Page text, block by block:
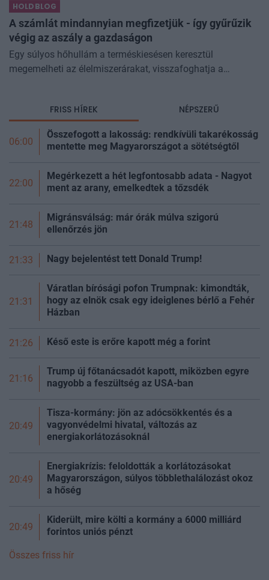
különösen nagy...
HOLDBLOG
A számlát mindannyian megfizetjük - így gyűrűzik
végig az aszály a gazdaságon
Egy súlyos hőhullám a terméskiesésen keresztül
megemelheti az élelmiszerárakat, visszafoghatja a
FRISS HÍREK NÉPSZERŰ
06:00
Összefogott a lakosság: rendkívüli takarékosság
mentette meg Magyarországot a sötétségtől
22:00
Megérkezett a hét legfontosabb adata - Nagyot
ment az arany, emelkedtek a tőzsdék
21:48
Migránsválság: már órák múlva szigorú
ellenőrzés jön
21:33 Nagy bejelentést tett Donald Trump!
21:31
Váratlan bírósági pofon Trumpnak: kimondták,
hogy az elnök csak egy ideiglenes bérlő a Fehér
Házban
21:26 Késő este is erőre kapott még a forint
21:16
Trump új főtanácsadót kapott, miközben egyre
nagyobb a feszültség az USA-ban
20:49
Tisza-kormány: jön az adócsökkentés és a
vagyonvédelmi hivatal, változás az
energiakorlátozásoknál
20:49
Energiakrízis: feloldották a korlátozásokat
Magyarországon, súlyos többlethalálozást okoz
a hőség
20:49
Kiderült, mire költi a kormány a 6000 milliárd
forintos uniós pénzt
Összes friss hír